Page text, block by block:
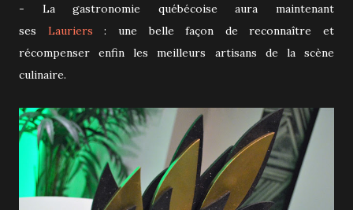
- La gastronomie québécoise aura maintenant
ses Lauriers : une belle façon de reconnaître et
récompenser enfin les meilleurs artisans de la scène
culinaire.